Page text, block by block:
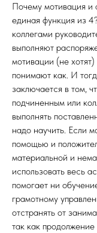
Почему мотивация и
единая функция из
коллегами
выполняют
мотивации (не
понимают как. И
заключается в том,
подчиненным или
выполнять
надо научить. Если
помощью и
материальной и
использовать весь
помогает ни
грамотному
отстранять от
так как